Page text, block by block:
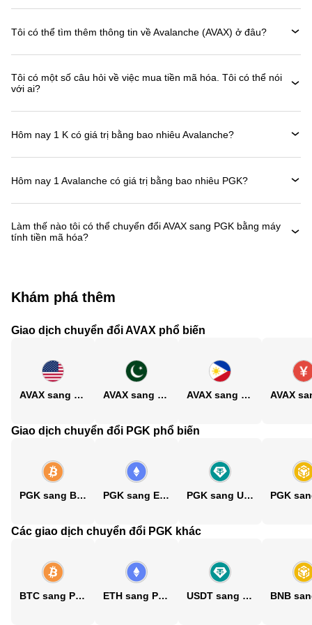
Tôi có thể tìm thêm thông tin về Avalanche (AVAX) ở đâu?
Tôi có một số câu hỏi về việc mua tiền mã hóa. Tôi có thể nói
với ai?
Hôm nay 1 K có giá trị bằng bao nhiêu Avalanche?
Hôm nay 1 Avalanche có giá trị bằng bao nhiêu PGK?
Làm thế nào tôi có thể chuyển đổi AVAX sang PGK bằng máy
tính tiền mã hóa?
Khám phá thêm
Giao dịch chuyển đổi AVAX phổ biến
AVAX sang USD AVAX sang PKR AVAX sang PHP
Giao dịch chuyển đổi PGK phổ biến
PGK sang BTC PGK sang ETH PGK sang USDT
Các giao dịch chuyển đổi PGK khác
BTC sang PGK ETH sang PGK USDT sang PGK